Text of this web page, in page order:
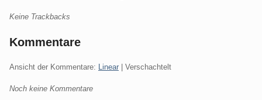
Keine Trackbacks
Kommentare
Ansicht der Kommentare: Linear | Verschachtelt
Noch keine Kommentare